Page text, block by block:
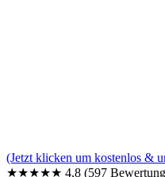
(Jetzt klicken um kostenlos &
★★★★★ 4,8 (597